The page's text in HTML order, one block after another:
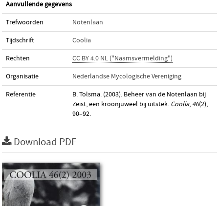
Aanvullende gegevens
Trefwoorden Notenlaan
Tijdschrift Coolia
Rechten CC BY 4.0 NL ("Naamsvermelding")
Organisatie Nederlandse Mycologische Vereniging
Referentie
B. Tolsma. (2003). Beheer van de Notenlaan bij
Zeist, een kroonjuweel bij uitstek. Coolia, 46(2),
90–92.
Download PDF